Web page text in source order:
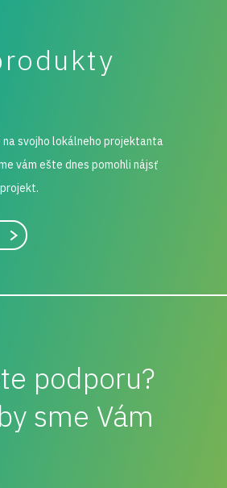
svojho lokálneho projektanta
vám ešte dnes pomohli nájsť
Vyhľadávanie
podporu?
sme Vám